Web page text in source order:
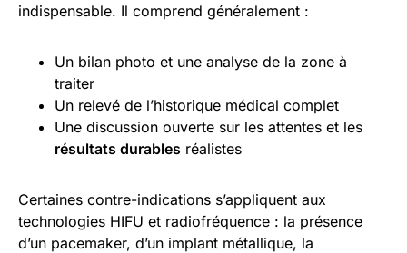
indispensable. Il comprend généralement :
Un bilan photo et une analyse de la zone à
traiter
Un relevé de l’historique médical complet
Une discussion ouverte sur les attentes et les
résultats durables réalistes
Certaines contre-indications s’appliquent aux
technologies HIFU et radiofréquence : la présence
d’un pacemaker, d’un implant métallique, la